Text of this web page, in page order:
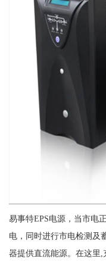
易事特EPS电源，当市电
电，同时进行市电检测及
器提供直流能源。在这里